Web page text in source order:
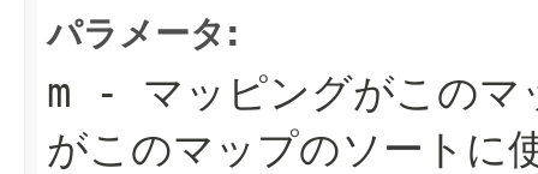
パラメータ:
m - マッピングがこのマ
がこのマップのソートに